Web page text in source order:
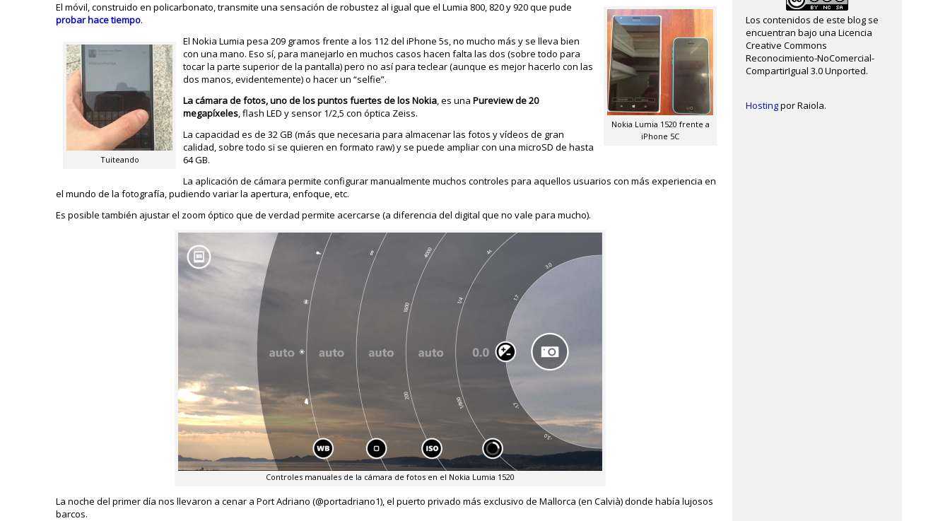
Nokia Lumia 1520 frente a
iPhone 5C
El móvil, construido en policarbonato, transmite una sensación de robustez al igual que el Lumia 800, 820 y 920 que pude
probar hace tiempo.
Tuiteando
El Nokia Lumia pesa 209 gramos frente a los 112 del iPhone 5s, no mucho más y se lleva bien
con una mano. Eso sí, para manejarlo en muchos casos hacen falta las dos (sobre todo para
tocar la parte superior de la pantalla) pero no así para teclear (aunque es mejor hacerlo con las
dos manos, evidentemente) o hacer un “selfie”.
La cámara de fotos, uno de los puntos fuertes de los Nokia, es unaPureview de 20
megapíxeles, flash LED y sensor 1/2,5 con óptica Zeiss.
La capacidad es de 32 GB (más que necesaria para almacenar las fotos y vídeos de gran
calidad, sobre todo si se quieren en formato raw) y se puede ampliar con una microSD de hasta
64 GB.
La aplicación de cámara permite configurar manualmente muchos controles para aquellos usuarios con más experiencia en
el mundo de la fotografía, pudiendo variar la apertura, enfoque, etc.
Es posible también ajustar el zoom óptico que de verdad permite acercarse (a diferencia del digital que no vale para mucho).
Controles manuales de la cámara de fotos en el Nokia Lumia 1520
La noche del primer día nos llevaron a cenar a Port Adriano (@portadriano1), el puerto privado más exclusivo de Mallorca (en Calvià) donde había lujosos
barcos.
Los contenidos de este blog se
encuentran bajo una Licencia
Creative Commons
Reconocimiento-NoComercial-
CompartirIgual 3.0 Unported.
Hostingpor Raiola.